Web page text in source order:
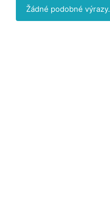
Žádné podobné výrazy.